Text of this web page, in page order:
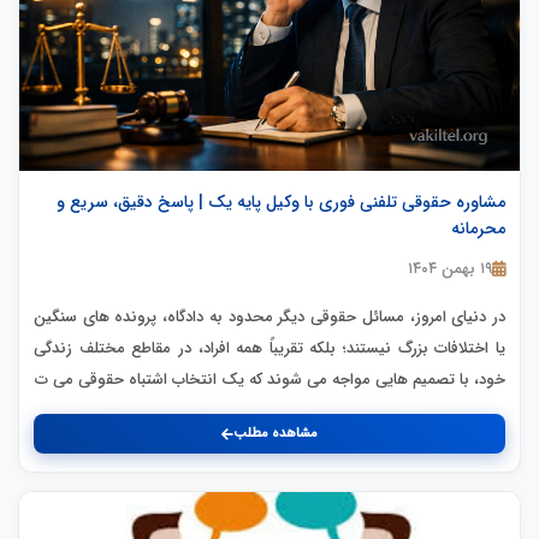
مشاوره حقوقی تلفنی فوری با وکیل پایه یک | پاسخ دقیق، سریع و
محرمانه
۱۹ بهمن ۱۴۰۴
در دنیای امروز، مسائل حقوقی دیگر محدود به دادگاه، پرونده های سنگین
یا اختلافات بزرگ نیستند؛ بلکه تقریباً همه افراد، در مقاطع مختلف زندگی
خود، با تصمیم هایی مواجه می شوند که یک انتخاب اشتباه حقوقی می ت
مشاهده مطلب